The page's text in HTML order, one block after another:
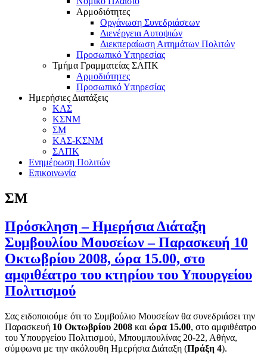
Αρμοδιότητες
Οργάνωση Συνεδριάσεων
Διενέργεια Αυτοψιών
Διεκπεραίωση Αιτημάτων Πολιτών
Προσωπικό Υπηρεσίας
Τμήμα Γραμματείας ΣΑΠΚ
Αρμοδιότητες
Προσωπικό Υπηρεσίας
Ημερήσιες Διατάξεις
ΚΑΣ
ΚΣΝΜ
ΣΜ
ΚΑΣ-ΚΣΝΜ
ΣΑΠΚ
Ενημέρωση Πολιτών
Επικοινωνία
ΣΜ
Πρόσκληση – Ημερήσια Διάταξη
Συμβουλίου Μουσείων – Παρασκευή 10
Οκτωβρίου 2008, ώρα 15.00, στο
αμφιθέατρο του κτηρίου του Υπουργείου
Πολιτισμού
Σας ειδοποιούμε ότι το Συμβούλιο Μουσείων θα συνεδριάσει την
Παρασκευή 10 Οκτωβρίου 2008 και ώρα 15.00, στο αμφιθέατρο
του Υπουργείου Πολιτισμού, Μπουμπουλίνας 20-22, Αθήνα,
σύμφωνα με την ακόλουθη Ημερήσια Διάταξη (Πράξη 4).